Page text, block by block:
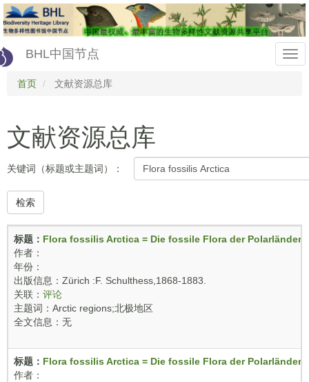
Skip
to
main
contentBHL中国节点
首页 文献资源总库
文献资源总库
关键词（标题或主题词）：
检索
标题： Flora fossilis Arctica = Die fossile Flora der Polarländer
作者：
年份：
出版信息：Zürich :F. Schulthess,1868-1883.
关联： 评论
主题词：Arctic regions;北极地区
全文信息：无
标题： Flora fossilis Arctica = Die fossile Flora der Polarländer
作者：